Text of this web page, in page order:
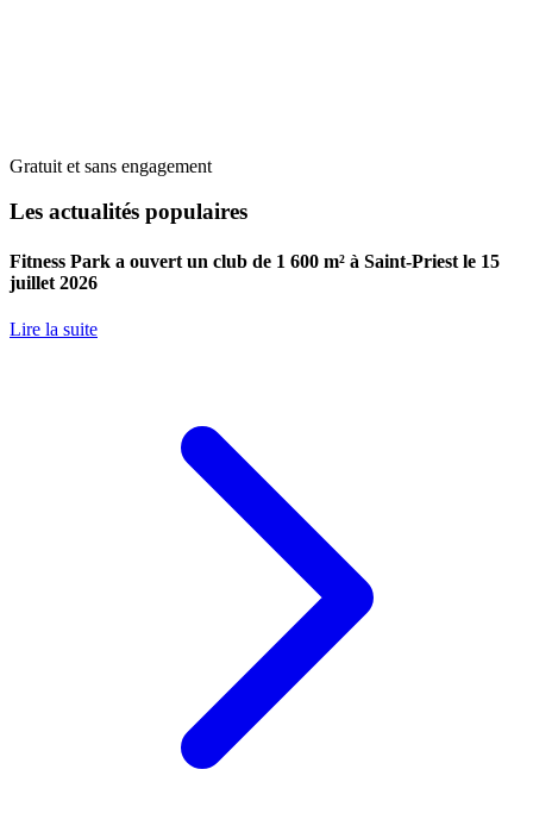
Gratuit et sans engagement
Les actualités populaires
Fitness Park a ouvert un club de 1 600 m² à Saint-Priest le 15
juillet 2026
Lire la suite